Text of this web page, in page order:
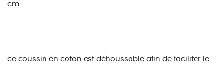
cm.
ce coussin en coton est déhoussable afin de faciliter le